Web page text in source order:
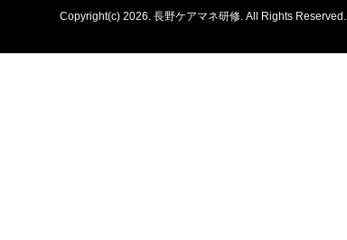
Copyright(c) 2026. 長野ケアマネ研修. All Rights Reserved.